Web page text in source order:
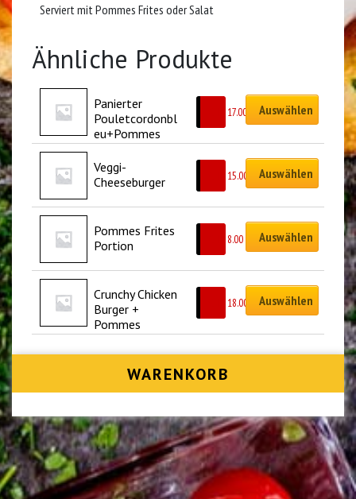
Serviert mit Pommes Frites oder Salat
Ähnliche Produkte
Panierter
Pouletcordonbl
eu+Pommes
17.00 Auswählen
Veggi-
Cheeseburger
15.00 Auswählen
Pommes Frites
Portion
8.00 Auswählen
Crunchy Chicken
Burger +
Pommes
18.00 Auswählen
WARENKORB